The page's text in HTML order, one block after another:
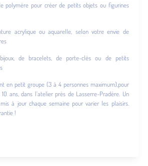
polymère pour créer de petits objets ou figurines
acrylique ou aquarelle, selon votre envie de
de bracelets, de porte-clés ou de petits
en petit groupe (3 à 4 personnes maximum),pour
ans, dans l’atelier près de Lasserre-Pradère. Un
à jour chaque semaine pour varier les plaisirs.
!